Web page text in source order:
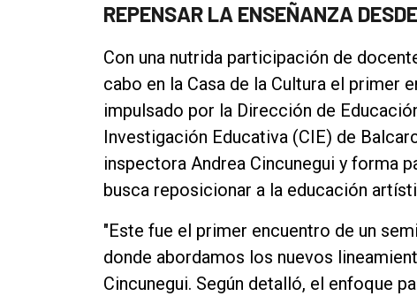
REPENSAR LA ENSEÑANZA
Con una nutrida participación de
cabo en la Casa de la Cultura el primer
impulsado por la Dirección de
Investigación Educativa (CIE) de
inspectora Andrea Cincunegui y forma
busca reposicionar a la educación
"Este fue el primer encuentro de un
donde abordamos los nuevos
Cincunegui. Según detalló, el enfoque